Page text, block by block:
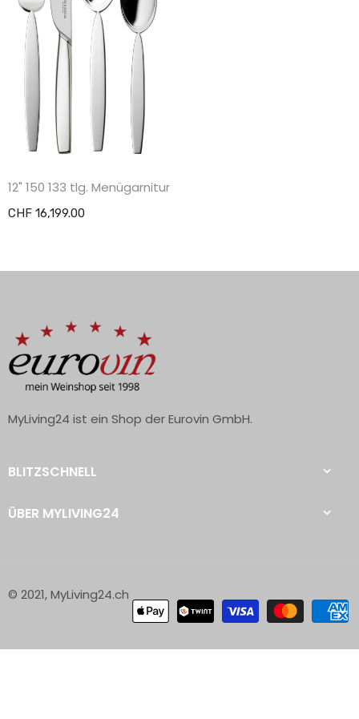
12" 150 133 tlg. Menügarnitur
CHF 16,199.00
MyLiving24 ist ein Shop der Eurovin GmbH.
BLITZSCHNELL
ÜBER MYLIVING24
© 2021, MyLiving24.ch